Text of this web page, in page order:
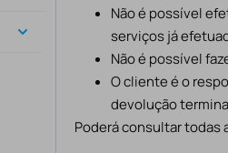
Não é possível
serviços já
Não é possível
O cliente é o
devolução
Poderá consultar todas